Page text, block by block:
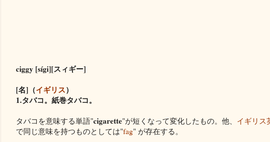
ciggy [sígi][スィギー]
[名]（イギリス）
1.タバコ。紙巻タバコ。
タバコを意味する単語"cigarette"が短くなって変化したもの。他、 イギリス
で同じ意味を持つものとしては"fag" が存在する。